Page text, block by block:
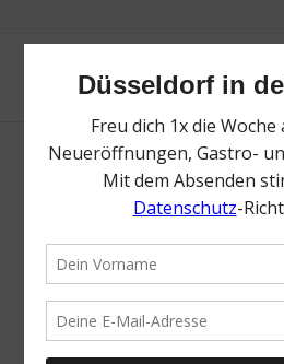
K21 | Mr. Düsseldorf |